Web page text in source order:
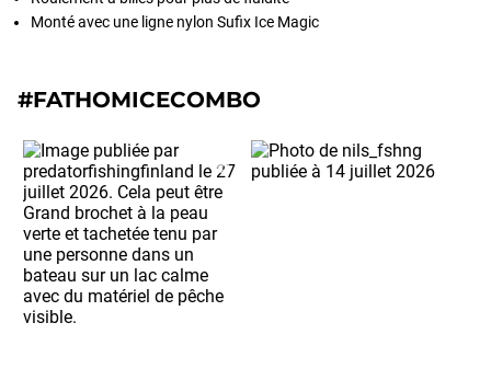
Monté avec une ligne nylon Sufix Ice Magic
#FATHOMICECOMBO